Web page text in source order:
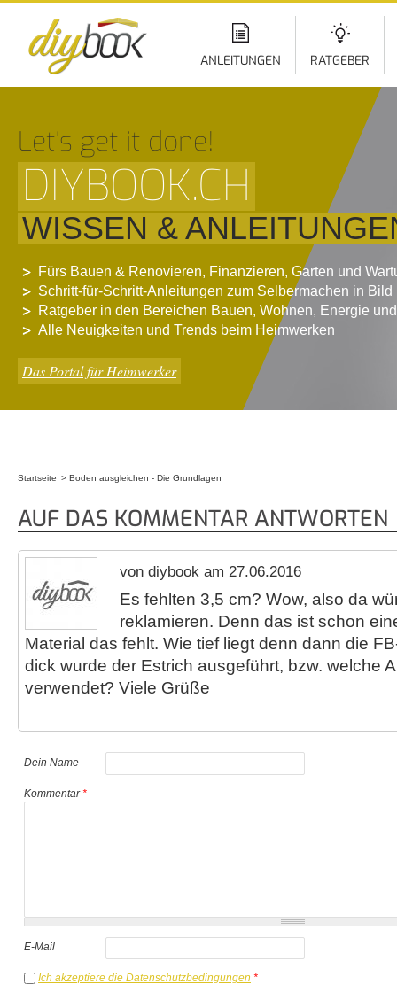
ANLEITUNGEN RATGEBER
Let‘s get it done!
DIYBOOK.CH
WISSEN &
Fürs Bauen & Renovieren, Finanzieren, Garten und
Schritt-für-Schritt-Anleitungen zum Selbermachen in Bild
Ratgeber in den Bereichen Bauen, Wohnen, Energie
Alle Neuigkeiten und Trends beim Heimwerken
Das Portal für Heimwerker
Startseite Boden ausgleichen - Die Grundlagen
AUF DAS KOMMENTAR ANTWORTEN
von diybook am 27.06.2016
Es fehlten 3,5 cm? Wow, also da
reklamieren. Denn das ist schon
Material das fehlt. Wie tief liegt denn dann die
dick wurde der Estrich ausgeführt, bzw. welche
verwendet? Viele Grüße
Dein Name
Kommentar*
E-Mail
Ich akzeptiere die Datenschutzbedingungen *